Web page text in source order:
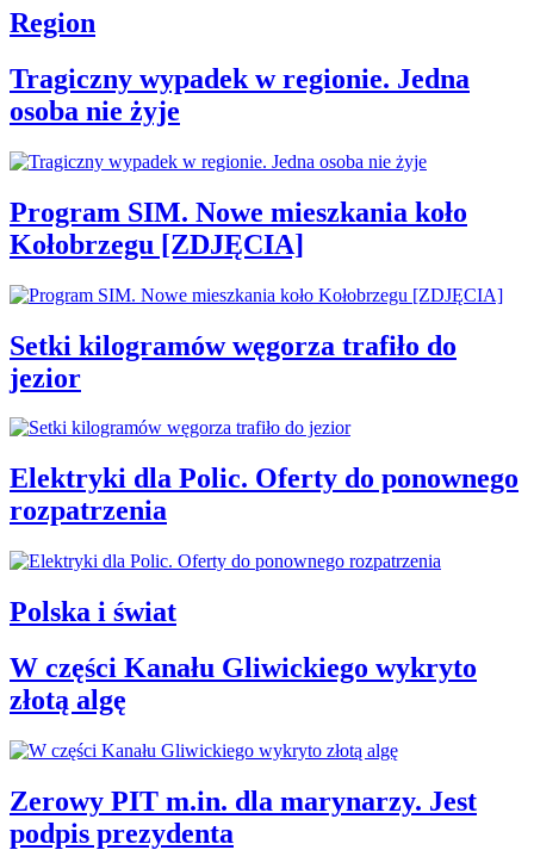
Region
Tragiczny wypadek w regionie. Jedna
osoba nie żyje
Program SIM. Nowe mieszkania koło
Kołobrzegu [ZDJĘCIA]
Setki kilogramów węgorza trafiło do
jezior
Elektryki dla Polic. Oferty do ponownego
rozpatrzenia
Polska i świat
W części Kanału Gliwickiego wykryto
złotą algę
Zerowy PIT m.in. dla marynarzy. Jest
podpis prezydenta